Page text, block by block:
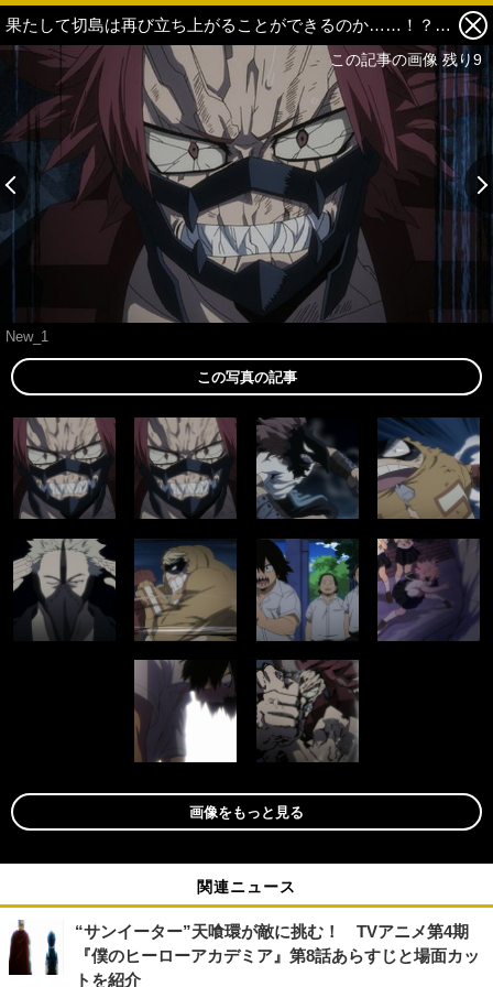
果たして切島は再び立ち上がることができるのか……！？ TVアニメ第4期『僕のヒーローアカデミア』第9話あらすじと場面カットを紹介 1枚目の写真・画像
New_1
この写真の記事
画像をもっと見る
関連ニュース
“サンイーター”天喰環が敵に挑む！ TVアニメ第4期
『僕のヒーローアカデミア』第8話あらすじと場面カッ
トを紹介
この記事の画像 残り9